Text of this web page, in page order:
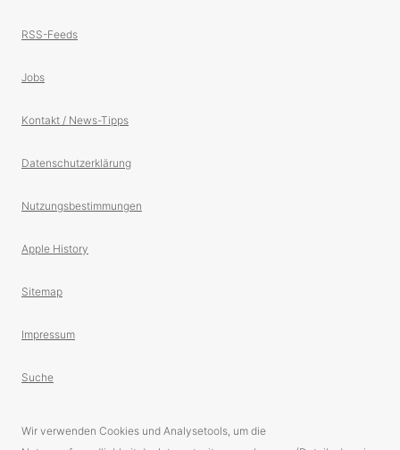
RSS-Feeds
Jobs
Kontakt / News-Tipps
Datenschutzerklärung
Nutzungsbestimmungen
Apple History
Sitemap
Impressum
Suche
Wir verwenden Cookies und Analysetools, um die